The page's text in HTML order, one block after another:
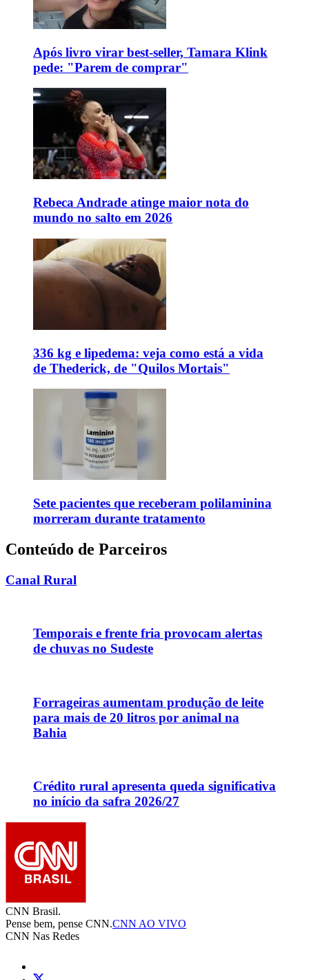
Após livro virar best-seller, Tamara Klink
pede: "Parem de comprar"
Rebeca Andrade atinge maior nota do
mundo no salto em 2026
336 kg e lipedema: veja como está a vida
de Thederick, de "Quilos Mortais"
Sete pacientes que receberam polilaminina
morreram durante tratamento
Conteúdo de Parceiros
Canal Rural
Temporais e frente fria provocam alertas
de chuvas no Sudeste
Forrageiras aumentam produção de leite
para mais de 20 litros por animal na
Bahia
Crédito rural apresenta queda significativa
no início da safra 2026/27
CNN Brasil.
Pense bem, pense CNN.CNN AO VIVO
CNN Nas Redes